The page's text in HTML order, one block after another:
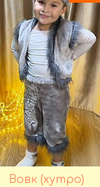
Вовк (хутро)